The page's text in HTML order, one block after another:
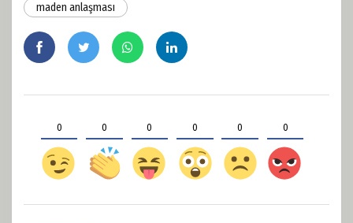
maden anlaşması
0 0 0 0 0 0